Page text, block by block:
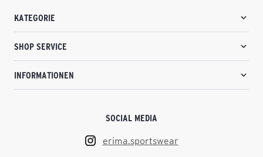
KATEGORIE
SHOP SERVICE
INFORMATIONEN
SOCIAL MEDIA
erima.sportswear